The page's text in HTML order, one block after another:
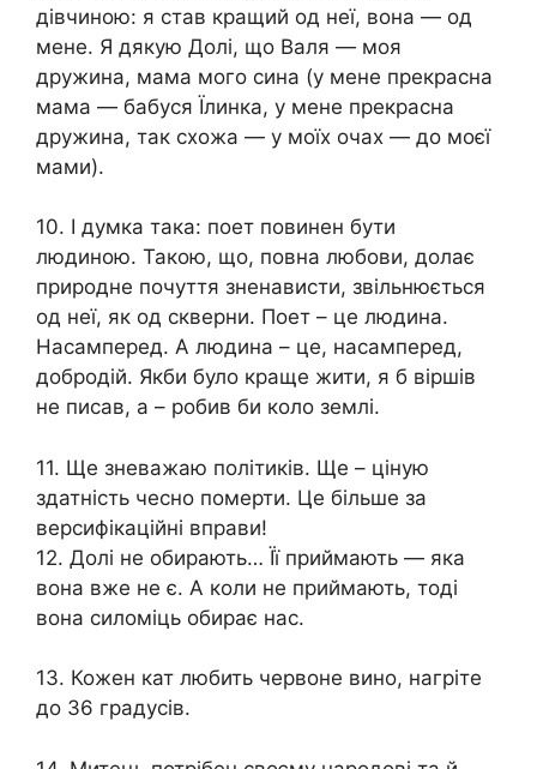
дівчиною: я став кращий од неї, вона — од
мене. Я дякую Долі, що Валя — моя
дружина, мама мого сина (у мене прекрасна
мама — бабуся Їлинка, у мене прекрасна
дружина, так схожа — у моїх очах — до моєї
мами).
10. І думка така: поет повинен бути
людиною. Такою, що, повна любови, долає
природне почуття зненависти, звільнюється
од неї, як од скверни. Поет – це людина.
Насамперед. А людина – це, насамперед,
добродій. Якби було краще жити, я б віршів
не писав, а – робив би коло землі.
11. Ще зневажаю політиків. Ще – ціную
здатність чесно померти. Це більше за
версифікаційні вправи!
12. Долі не обирають… Її приймають — яка
вона вже не є. А коли не приймають, тоді
вона силоміць обирає нас.
13. Кожен кат любить червоне вино, нагріте
до 36 градусів.